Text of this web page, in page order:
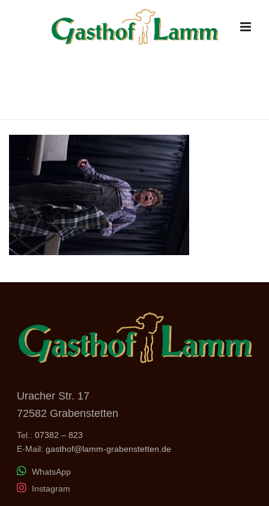
Uracher Str. 17
72582 Grabenstetten
Tel.:07382 – 823
E-Mail:gasthof@lamm-grabenstetten.de
WhatsApp
Instagram